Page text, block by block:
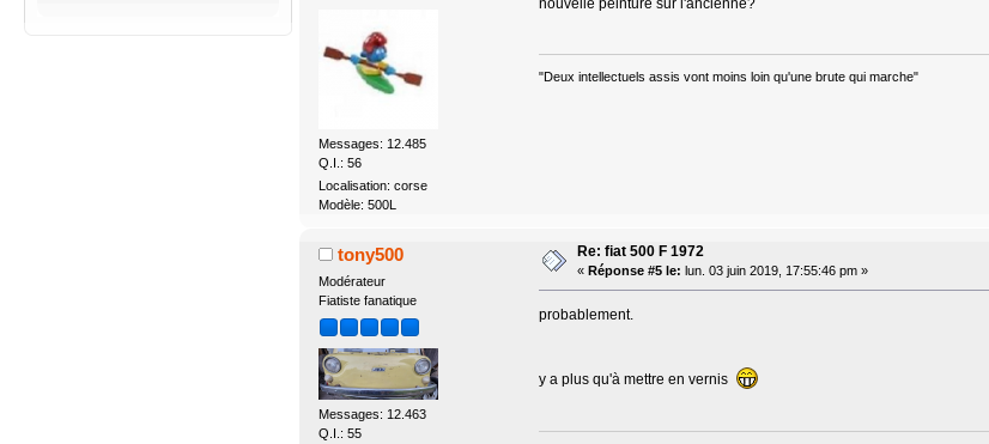
Messages: 12.485
Q.I.: 56
Localisation: corse
Modèle: 500L
"Deux intellectuels assis vont moins loin qu'une brute qui marche"
tony500
Modérateur
Fiatiste fanatique
Messages: 12.463
Q.I.: 55
Re: fiat 500 F 1972
« Réponse #5 le: lun. 03 juin 2019, 17:55:46 pm »
probablement.
y a plus qu'à mettre en vernis